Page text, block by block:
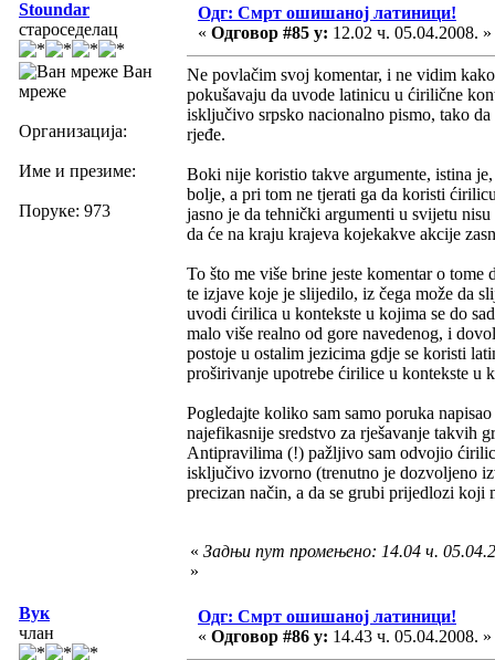
Stoundar
староседелац
Ван
мреже
Организација:
Име и презиме:
Поруке: 973
Одг: Смрт ошишаној латиници!
« Одговор #85 у: 12.02 ч. 05.04.2008. »
Ne povlačim svoj komentar, i ne vidim
pokušavaju da uvode latinicu u ćirilične
isključivo srpsko nacionalno pismo, tako
rjeđe.
Boki nije koristio takve argumente, istina
bolje, a pri tom ne tjerati ga da koristi
jasno je da tehnički argumenti u svijetu
da će na kraju krajeva kojekakve akcije
To što me više brine jeste komentar o
te izjave koje je slijedilo, iz čega može da
uvodi ćirilica u kontekste u kojima se do
malo više realno od gore navedenog, i
postoje u ostalim jezicima gdje se koristi
proširivanje upotrebe ćirilice u kontekste u
Pogledajte koliko sam samo poruka
najefikasnije sredstvo za rješavanje takvih
Antipravilima (!) pažljivo sam odvojio
isključivo izvorno (trenutno je dozvoljeno
precizan način, a da se grubi prijedlozi
« Задњи пут промењено: 14.04 ч.
»
Вук
члан
Одг: Смрт ошишаној латиници!
« Одговор #86 у: 14.43 ч. 05.04.2008. »